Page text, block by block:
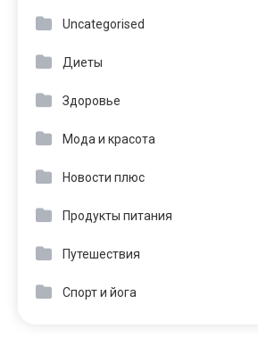
Uncategorised
Диеты
Здоровье
Мода и красота
Новости плюс
Продукты питания
Путешествия
Спорт и йога